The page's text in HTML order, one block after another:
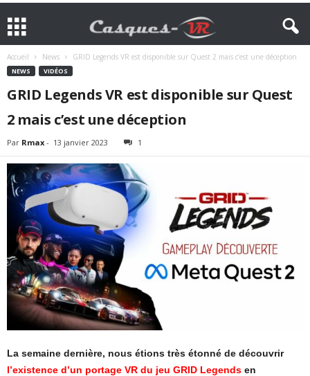
Accueil News GRID Legends VR est disponible sur Quest 2 mais c’est une déception
NEWS VIDÉOS
GRID Legends VR est disponible sur Quest
2 mais c’est une déception
Par Rmax - 13 janvier 2023 1
La semaine dernière, nous étions très étonné de découvrir
l’existence d’un portage VR du jeu GRID Legends en